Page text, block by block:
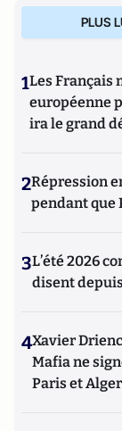
PLUS
1Les Français
européenne
ira le grand
2Répression
pendant que
3L’été 2026
disent
4Xavier
Mafia ne
Paris et Alger